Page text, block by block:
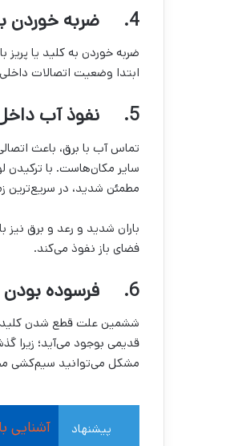
4. ضربه خوردن به پریز یا کلید
ضربه خوردن به کلید یا
ابتدا وضعیت اتصالات
5. نفوذ آب داخل کلید و پریز برق
تماس آب با برق، باعث
سایر مکان‌هاست. با ترکیدن
مطمئن شدید، در سریع‌ترین
باران شدید و رعد و برق نیز
فضای باز نفوذ می‌کند.
6. فرسوده بودن سیم‌ها و کلید و پریزها
ششمین علت قطع شدن کلید و
قدیمی بوجود می‌آید؛ زیرا
مشکل می‌توانید سیم‌کشی
پیشنهاد آشنایی